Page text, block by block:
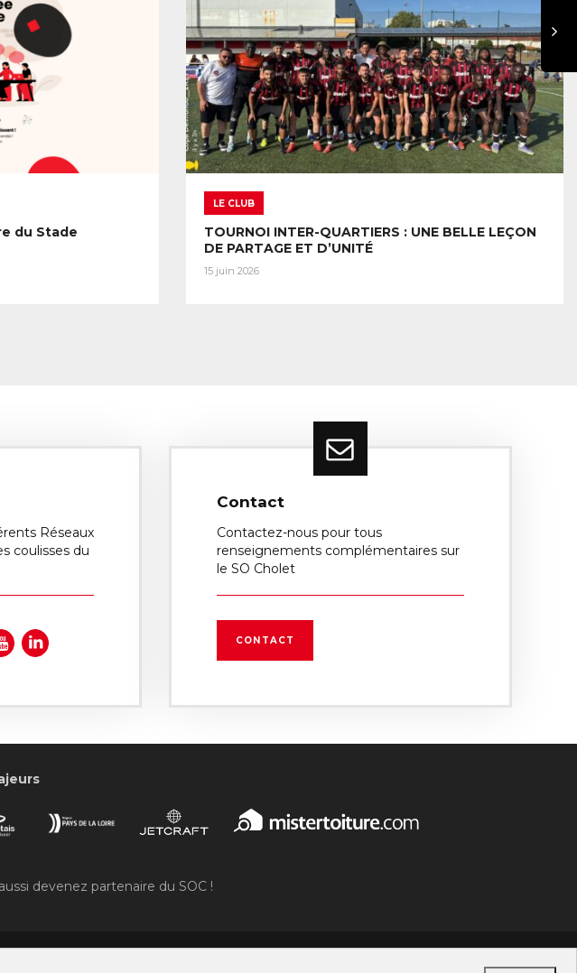
du Stade
LE CLUB
TOURNOI INTER-QUARTIERS : UNE BELLE LEÇON
DE PARTAGE ET D’UNITÉ
15 juin 2026
Réseaux
coulisses du
Contact
Contactez-nous pour tous
renseignements complémentaires sur
le SO Cholet
CONTACT
devenez partenaire du SOC !